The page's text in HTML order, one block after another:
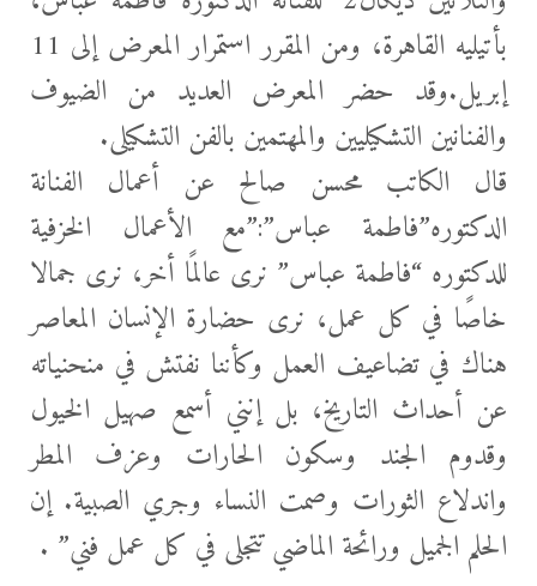
بأتيليه القاهرة، ومن المقرر استمرار المعرض إلى 11
إبريل.وقد حضر المعرض العديد من الضيوف
والفنانين التشكيليين والمهتمين بالفن التشكيلى.
قال الكاتب محسن صالح عن أعمال الفنانة
الدكتوره”فاطمة عباس”:”مع الأعمال الخزفية
للدكتوره “فاطمة عباس” نرى عالمًا أخر، نرى جمالا
خاصًا في كل عمل، نرى حضارة الإنسان المعاصر
هناك في تضاعيف العمل وكأننا نفتش في منحنياته
عن أحداث التاريخ، بل إنني أسمع صهيل الخيول
وقدوم الجند وسكون الحارات وعزف المطر
واندلاع الثورات وصمت النساء وجري الصبية. إن
الحلم الجميل ورائحة الماضي تتجلى في كل عمل فني” .